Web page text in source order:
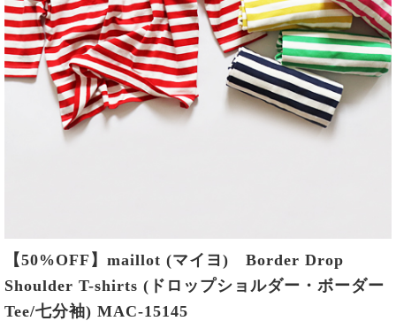
【50%OFF】maillot (マイヨ) Border Drop
Shoulder T-shirts (ドロップショルダー・ボーダー
Tee/七分袖) MAC-15145